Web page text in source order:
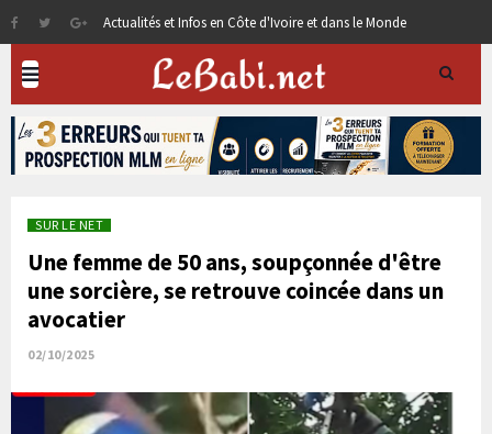
Actualités et Infos en Côte d'Ivoire et dans le Monde
SUR LE NET
Une femme de 50 ans, soupçonnée d'être
une sorcière, se retrouve coincée dans un
avocatier
02/10/2025